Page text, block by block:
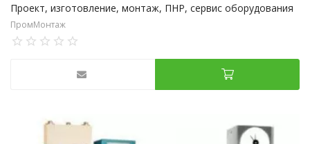
Проект, изготовление, монтаж, ПНР, сервис оборудования
ПромМонтаж